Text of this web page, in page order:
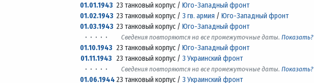
01.01.194323 танковый корпус /Юго-Западный фронт
01.02.194323 танковый корпус /3 гв. армия /Юго-Западный фронт
01.03.194323 танковый корпус /Юго-Западный фронт
· · · · ·
Сведения повторяются на все промежуточные даты.Показать?
01.10.194323 танковый корпус /Юго-Западный фронт
01.11.1943 23 танковый корпус /3 Украинский фронт
· · · · ·
Сведения повторяются на все промежуточные даты.Показать?
01.06.194423 танковый корпус /3 Украинский фронт